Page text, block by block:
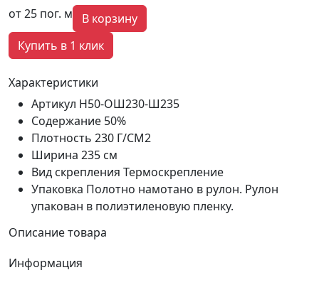
от 25 пог. м
В корзину
Купить в 1 клик
Характеристики
Артикул Н50-ОШ230-Ш235
Содержание 50%
Плотность 230 Г/СМ2
Ширина 235 см
Вид скрепления Термоскрепление
Упаковка Полотно намотано в рулон. Рулон
упакован в полиэтиленовую пленку.
Описание товара
Информация